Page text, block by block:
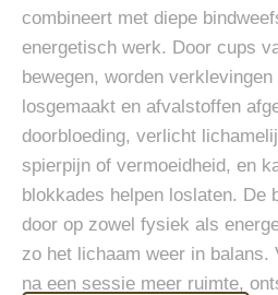
combineert met diepe
energetisch werk. Door cups
bewegen, worden
losgemaakt en afvalstoffen
doorbloeding, verlicht
spierpijn of vermoeidheid, en
blokkades helpen loslaten. De
door op zowel fysiek als
zo het lichaam weer in balans.
na een sessie meer ruimte,